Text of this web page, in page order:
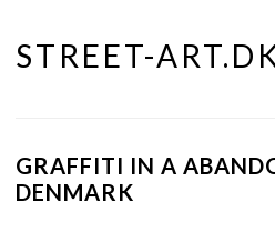
Skip
STREET-
GRAFFITI IN A
DENMARK